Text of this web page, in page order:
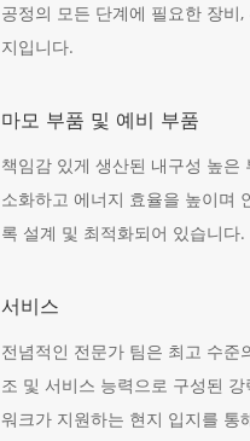
공정의 모든 단계에 필요한 장비
지입니다.
마모 부품 및 예비 부품
책임감 있게 생산된 내구성 높은
소화하고 에너지 효율을 높이며
록 설계 및 최적화되어 있습니다.
서비스
전념적인 전문가 팀은 최고 수준
조 및 서비스 능력으로 구성된
워크가 지원하는 현지 입지를 통